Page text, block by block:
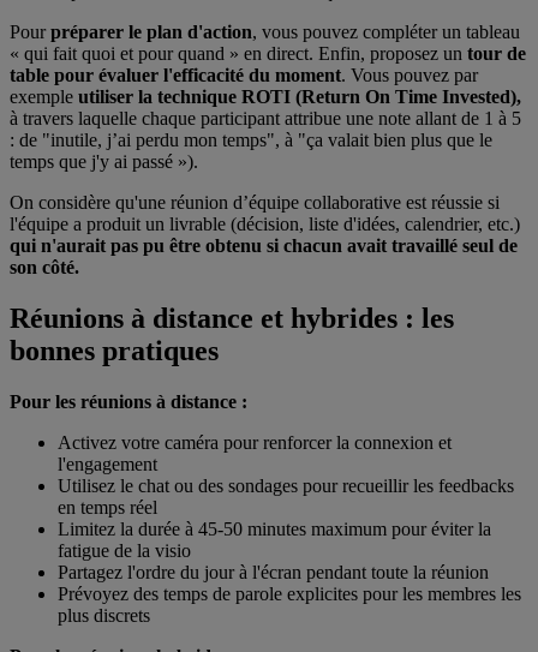
Pourpréparer le plan d'action, vous pouvez compléter un tableau
« qui fait quoi et pour quand » en direct. Enfin, proposez un tour de
table pour évaluer l'efficacité du moment. Vous pouvez par
exemple utiliser la technique ROTI (Return On Time Invested),
à travers laquelle chaque participant attribue une note allant de 1 à 5
: de "inutile, j’ai perdu mon temps", à "ça valait bien plus que le
temps que j'y ai passé »).
On considère qu'une réunion d’équipe collaborative est réussie si
l'équipe a produit un livrable (décision, liste d'idées, calendrier, etc.)
qui n'aurait pas pu être obtenu si chacun avait travaillé seul de
son côté.
Réunions à distance et hybrides : les
bonnes pratiques
Pour les réunions à distance :
Activez votre caméra pour renforcer la connexion et
l'engagement
Utilisez le chat ou des sondages pour recueillir les feedbacks
en temps réel
Limitez la durée à 45-50 minutes maximum pour éviter la
fatigue de la visio
Partagez l'ordre du jour à l'écran pendant toute la réunion
Prévoyez des temps de parole explicites pour les membres les
plus discrets